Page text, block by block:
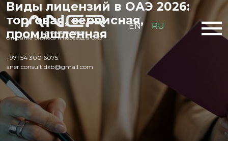
Открытие бизнеса и переезд в ОАЭ
+971 54 300 6075
aner.consult.dxb@gmail.com
EN RU
Виды лицензий в ОАЭ 2026:
торговая, сервисная,
промышленная